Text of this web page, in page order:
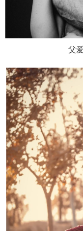
父